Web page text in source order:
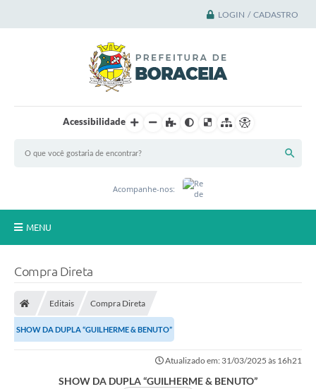
LOGIN / CADASTRO
Acessibilidade
Acompanhe-nos:
MENU
Notícias
Compra Direta
Editais Compra Direta
SHOW DA DUPLA “GUILHERME & BENUTO”
Atualizado em: 31/03/2025 às 16h21
SHOW DA DUPLA “GUILHERME & BENUTO”